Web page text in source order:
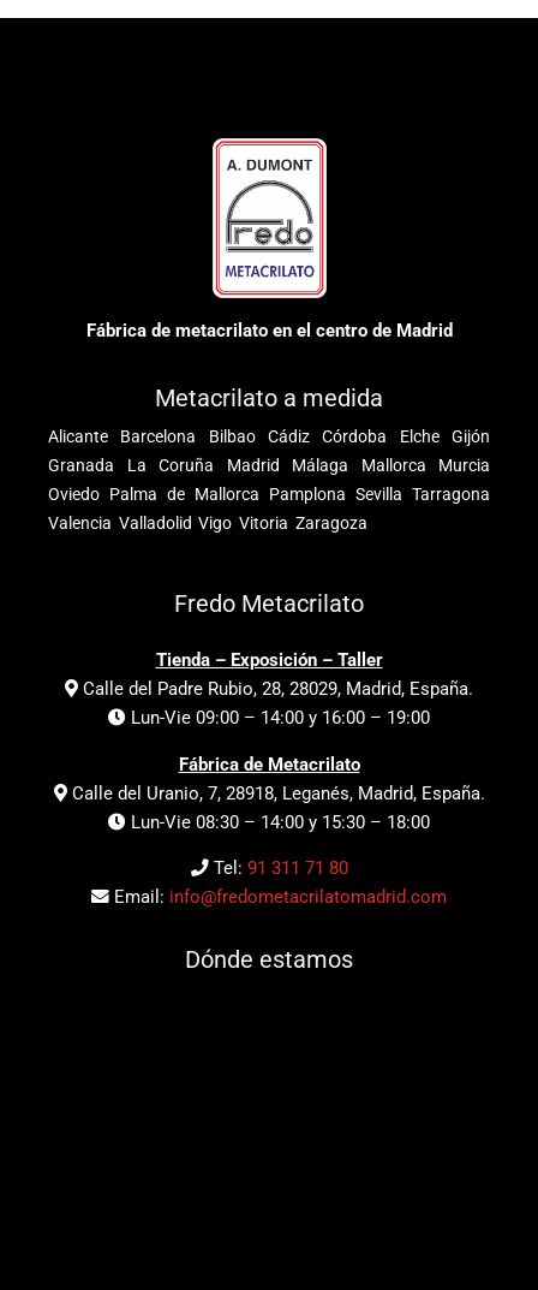
Fábrica de metacrilato en el centro de Madrid
Metacrilato a medida
Alicante Barcelona Bilbao Cádiz Córdoba Elche
Gijón
Granada
La Coruña Madrid Málaga Mallorca
Murcia
Oviedo Palma de Mallorca Pamplona Sevilla Tarragona
Valencia Valladolid Vigo Vitoria Zaragoza
Fredo Metacrilato
Tienda – Exposición – Taller
Calle del Padre Rubio, 28, 28029, Madrid, España.
Lun-Vie 09:00 – 14:00 y 16:00 – 19:00
Fábrica de Metacrilato
Calle del Uranio, 7, 28918, Leganés, Madrid, España.
Lun-Vie 08:30 – 14:00 y 15:30 – 18:00
Tel: 91 311 71 80
Email: info@fredometacrilatomadrid.com
Dónde estamos